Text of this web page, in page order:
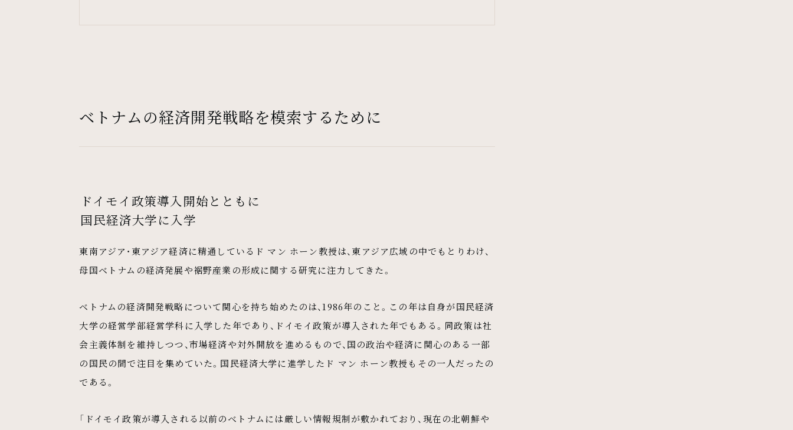
ベトナムの経済開発戦略を模索するために
ドイモイ政策導入開始とともに
国民経済大学に入学
東南アジア・東アジア経済に精通しているド マン ホーン教授は、東アジア広域の中でもとりわけ、
母国ベトナムの経済発展や裾野産業の形成に関する研究に注力してきた。
ベトナムの経済開発戦略について関心を持ち始めたのは、1986年のこと。この年は自身が国民経済
大学の経営学部経営学科に入学した年であり、ドイモイ政策が導入された年でもある。同政策は社
会主義体制を維持しつつ、市場経済や対外開放を進めるもので、国の政治や経済に関心のある一部
の国民の間で注目を集めていた。国民経済大学に進学したド マン ホーン教授もその一人だったの
である。
「ドイモイ政策が導入される以前のベトナムには厳しい情報規制が敷かれており、現在の北朝鮮や